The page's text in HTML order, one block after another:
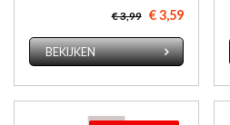
€ 3,99 € 3,59
BEKIJKEN